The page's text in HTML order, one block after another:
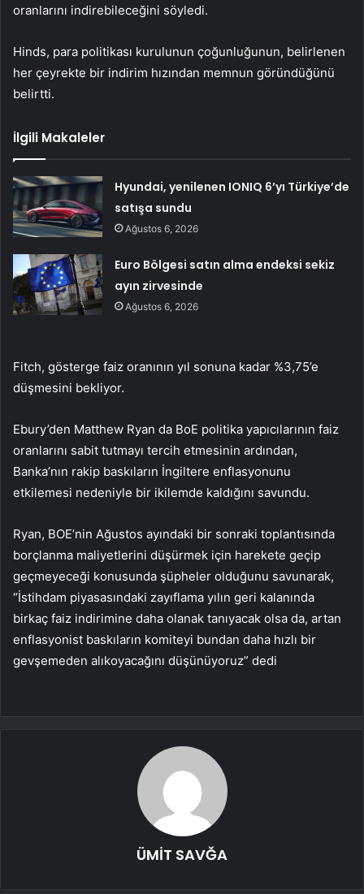
oranlarını indirebileceğini söyledi.
Hinds, para politikası kurulunun çoğunluğunun, belirlenen
her çeyrekte bir indirim hızından memnun göründüğünü
belirtti.
İlgili Makaleler
Hyundai, yenilenen IONIQ 6’yı Türkiye’de
satışa sundu
Ağustos 6, 2026
Euro Bölgesi satın alma endeksi sekiz
ayın zirvesinde
Ağustos 6, 2026
Fitch, gösterge faiz oranının yıl sonuna kadar %3,75’e
düşmesini bekliyor.
Ebury’den Matthew Ryan da BoE politika yapıcılarının faiz
oranlarını sabit tutmayı tercih etmesinin ardından,
Banka’nın rakip baskıların İngiltere enflasyonunu
etkilemesi nedeniyle bir ikilemde kaldığını savundu.
Ryan, BOE’nin Ağustos ayındaki bir sonraki toplantısında
borçlanma maliyetlerini düşürmek için harekete geçip
geçmeyeceği konusunda şüpheler olduğunu savunarak,
“İstihdam piyasasındaki zayıflama yılın geri kalanında
birkaç faiz indirimine daha olanak tanıyacak olsa da, artan
enflasyonist baskıların komiteyi bundan daha hızlı bir
gevşemeden alıkoyacağını düşünüyoruz” dedi
ÜMİT SAVĞA